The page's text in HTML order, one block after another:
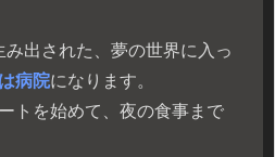
出された、夢の世界に入っ
病院になります。
トを始めて、夜の食事まで